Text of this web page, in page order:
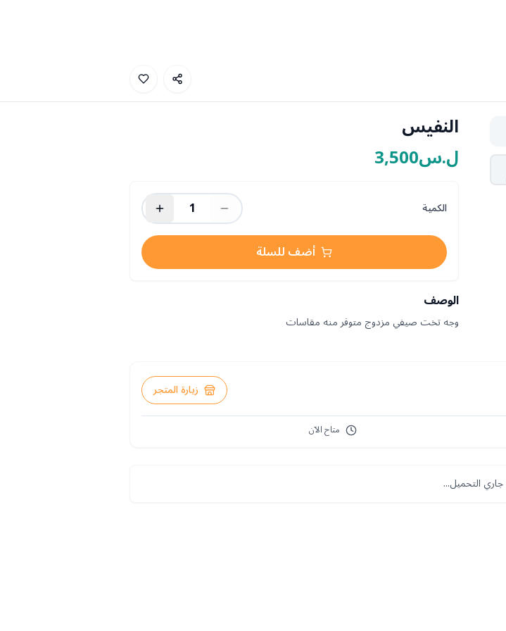
النفيس
ل.س3,500
الكمية
1
أضف للسلة
الوصف
وجه تخت صيفي مزدوج متوفر منه مقاسات
زيارة المتجر
متاح الآن
جاري التحميل...